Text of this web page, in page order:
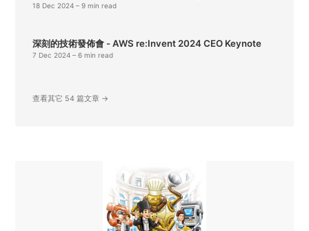
18 Dec 2024 – 9 min read
深刻的技術發佈會 - AWS re:Invent 2024 CEO Keynote
7 Dec 2024 – 6 min read
查看其它 54 篇文章 →